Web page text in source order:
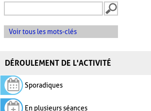
Voir tous les mots-clés
DÉROULEMENT DE L'ACTIVITÉ
Sporadiques
En plusieurs séances